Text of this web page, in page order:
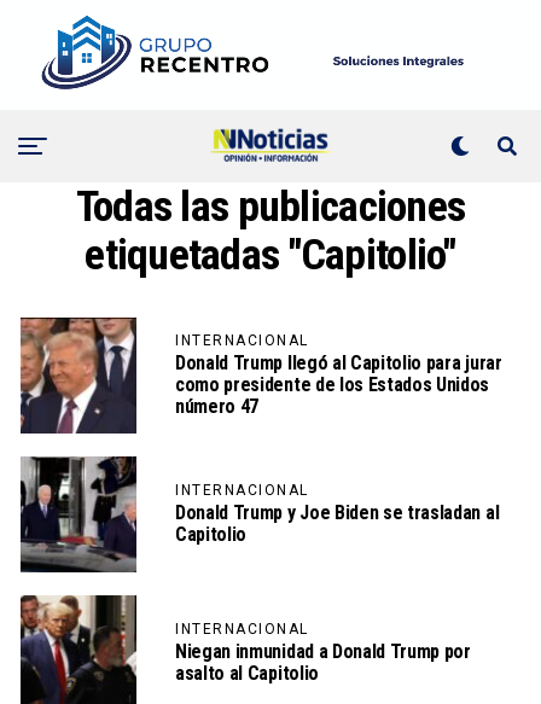
Todas las publicaciones
etiquetadas "Capitolio"
INTERNACIONAL
Donald Trump llegó al Capitolio para jurar
como presidente de los Estados Unidos
número 47
INTERNACIONAL
Donald Trump y Joe Biden se trasladan al
Capitolio
INTERNACIONAL
Niegan inmunidad a Donald Trump por
asalto al Capitolio